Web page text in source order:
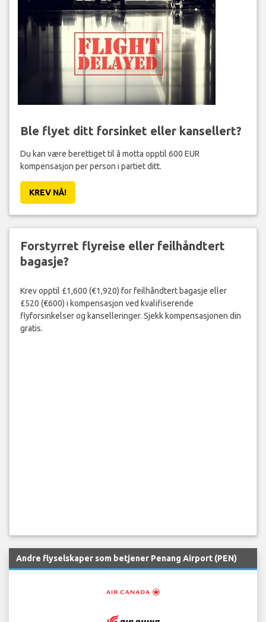
Ble flyet ditt forsinket eller kansellert?
Du kan være berettiget til å motta opptil 600 EUR
kompensasjon per person i partiet ditt.
KREV NÅ!
Forstyrret flyreise eller feilhåndtert
bagasje?
Krev opptil £1,600 (€1,920) for feilhåndtert bagasje eller
£520 (€600) i kompensasjon ved kvalifiserende
flyforsinkelser og kanselleringer. Sjekk kompensasjonen din
gratis.
Andre flyselskaper som betjener Penang Airport (PEN)